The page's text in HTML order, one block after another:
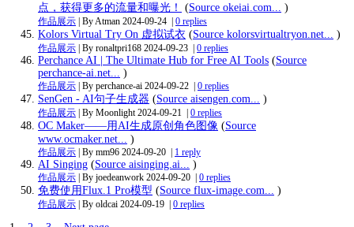
点，获得更多的流量和曝光！
(Source okeiai.com... )
作品展示 | By Atman 2024-09-24 0 replies
Kolors Virtual Try On 虚拟试衣 (Source kolorsvirtualtryon.net... )
作品展示 | By ronaltpri168 2024-09-23 0 replies
Perchance AI | The Ultimate Hub for Free AI Tools (Source
perchance-ai.net...
)
作品展示 | By perchance-ai 2024-09-22 0 replies
SenGen - AI句子生成器 (Source aisengen.com... )
作品展示 | By Moonlight 2024-09-21 0 replies
OC Maker——用AI生成原创角色图像 (Source
www.ocmaker.net...
)
作品展示 | By mm96 2024-09-20 1 reply
AI Singing (Source aisinging.ai... )
作品展示 | By joedeanwork 2024-09-20 0 replies
免费使用Flux.1 Pro模型 (Source flux-image.com... )
作品展示 | By oldcai 2024-09-19 0 replies